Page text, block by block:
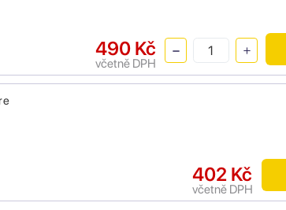
490 Kč
včetně DPH
402 Kč
včetně DPH